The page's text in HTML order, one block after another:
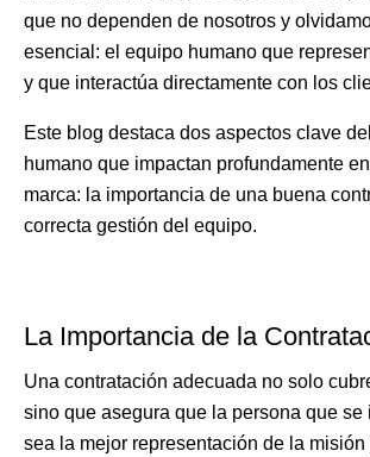
que no dependen de nosotros y
esencial: el equipo humano que
y que interactúa directamente con los
Este blog destaca dos aspectos clave
humano que impactan profundamente
marca: la importancia de una buena
correcta gestión del equipo.
La Importancia de la
Una contratación adecuada no solo
sino que asegura que la persona que se
sea la mejor representación de la misión